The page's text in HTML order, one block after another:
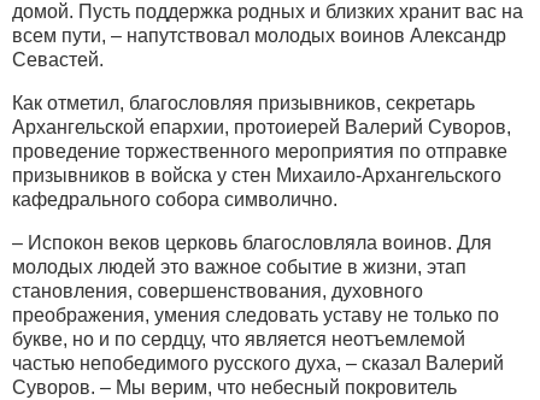
домой. Пусть поддержка родных и близких хранит вас на
всем пути, – напутствовал молодых воинов Александр
Севастей.
Как отметил, благословляя призывников, секретарь
Архангельской епархии, протоиерей Валерий Суворов,
проведение торжественного мероприятия по отправке
призывников в войска у стен Михаило-Архангельского
кафедрального собора символично.
– Испокон веков церковь благословляла воинов. Для
молодых людей это важное событие в жизни, этап
становления, совершенствования, духовного
преображения, умения следовать уставу не только по
букве, но и по сердцу, что является неотъемлемой
частью непобедимого русского духа, – сказал Валерий
Суворов. – Мы верим, что небесный покровитель